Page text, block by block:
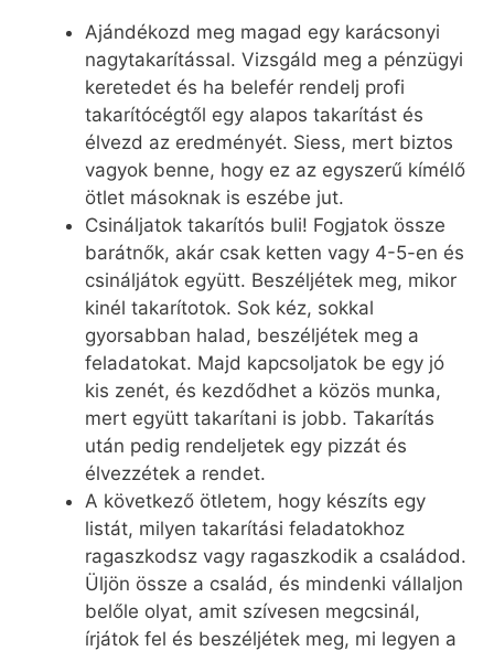
Ajándékozd meg magad egy karácsonyi
nagytakarítással. Vizsgáld meg a pénzügyi
keretedet és ha belefér rendelj profi
takarítócégtől egy alapos takarítást és
élvezd az eredményét. Siess, mert biztos
vagyok benne, hogy ez az egyszerű kímélő
ötlet másoknak is eszébe jut.
Csináljatok takarítós buli! Fogjatok össze
barátnők, akár csak ketten vagy 4-5-en és
csináljátok együtt. Beszéljétek meg, mikor
kinél takarítotok. Sok kéz, sokkal
gyorsabban halad, beszéljétek meg a
feladatokat. Majd kapcsoljatok be egy jó
kis zenét, és kezdődhet a közös munka,
mert együtt takarítani is jobb. Takarítás
után pedig rendeljetek egy pizzát és
élvezzétek a rendet.
A következő ötletem, hogy készíts egy
listát, milyen takarítási feladatokhoz
ragaszkodsz vagy ragaszkodik a családod.
Üljön össze a család, és mindenki vállaljon
belőle olyat, amit szívesen megcsinál,
írjátok fel és beszéljétek meg, mi legyen a